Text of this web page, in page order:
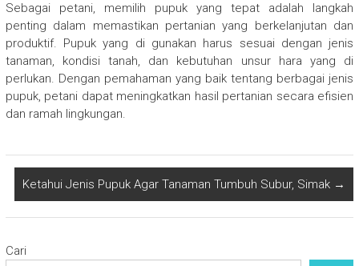
Sebagai petani, memilih pupuk yang tepat adalah langkah
penting dalam memastikan pertanian yang berkelanjutan dan
produktif. Pupuk yang di gunakan harus sesuai dengan jenis
tanaman, kondisi tanah, dan kebutuhan unsur hara yang di
perlukan. Dengan pemahaman yang baik tentang berbagai jenis
pupuk, petani dapat meningkatkan hasil pertanian secara efisien
dan ramah lingkungan.
Ketahui Jenis Pupuk Agar Tanaman Tumbuh Subur, Simak →
Cari